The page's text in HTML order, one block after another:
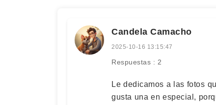
Candela Camacho
2025-10-16 13:15:47
Respuestas : 2
Le dedicamos a las fotos
gusta una en especial,